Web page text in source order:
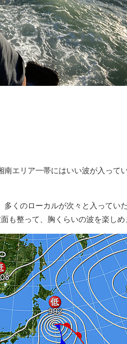
エリア一帯にはいい波が入って
くのローカルが次々と入ってい
も整って、胸くらいの波を楽しめ